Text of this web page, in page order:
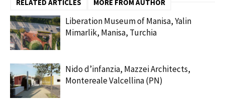
RELATED ARTICLES MORE FROM AUTHOR
Liberation Museum of Manisa, Yalin
Mimarlik, Manisa, Turchia
Nido d’infanzia, Mazzei Architects,
Montereale Valcellina (PN)